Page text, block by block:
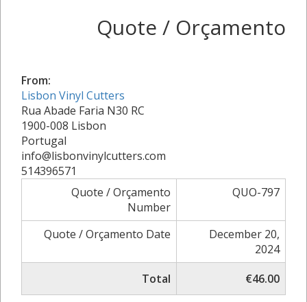
Quote / Orçamento
From:
Lisbon Vinyl Cutters
Rua Abade Faria N30 RC
1900-008 Lisbon
Portugal
info@lisbonvinylcutters.com
514396571
Quote / Orçamento
Number
QUO-797
Quote / Orçamento Date
December 20,
2024
Total
€46.00